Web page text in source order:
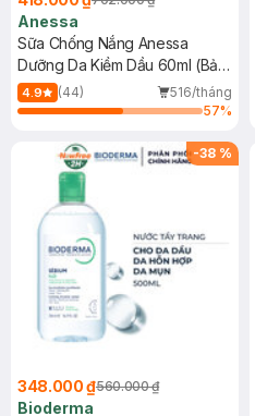
Anessa
Sữa Chống Nắng Anessa
Dưỡng Da Kiềm Dầu 60ml (Bản
Mới)
4.9 (44)
516/tháng
57%
-38 %
348.000 ₫560.000 ₫
Bioderma